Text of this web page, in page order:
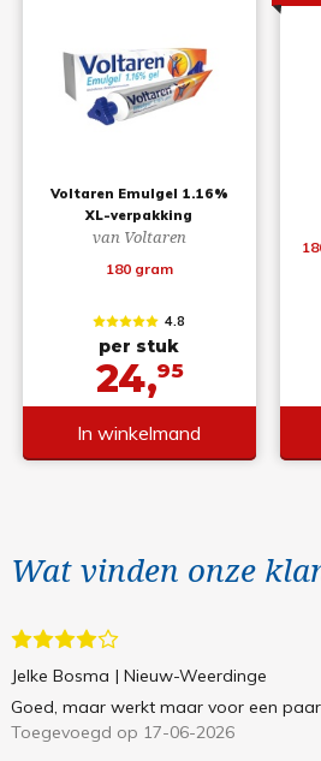
Voltaren Emulgel 1.16%
XL-verpakking
van Voltaren
180 gram
4.8
per stuk
24,95
In winkelmand
Wat vinden onze
Jelke Bosma | Nieuw-Weerdinge
Goed, maar werkt maar voor een
Toegevoegd op 17-06-2026